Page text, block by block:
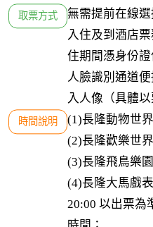
取票方式
無需提前在線
入住及到酒店
住期間憑身份
人臉識別通道
入人像（具體
時間說明
(1)長隆動物世
(2)長隆歡樂世
(3)長隆飛鳥樂
(4)長隆大馬戲
20:00 以出票為